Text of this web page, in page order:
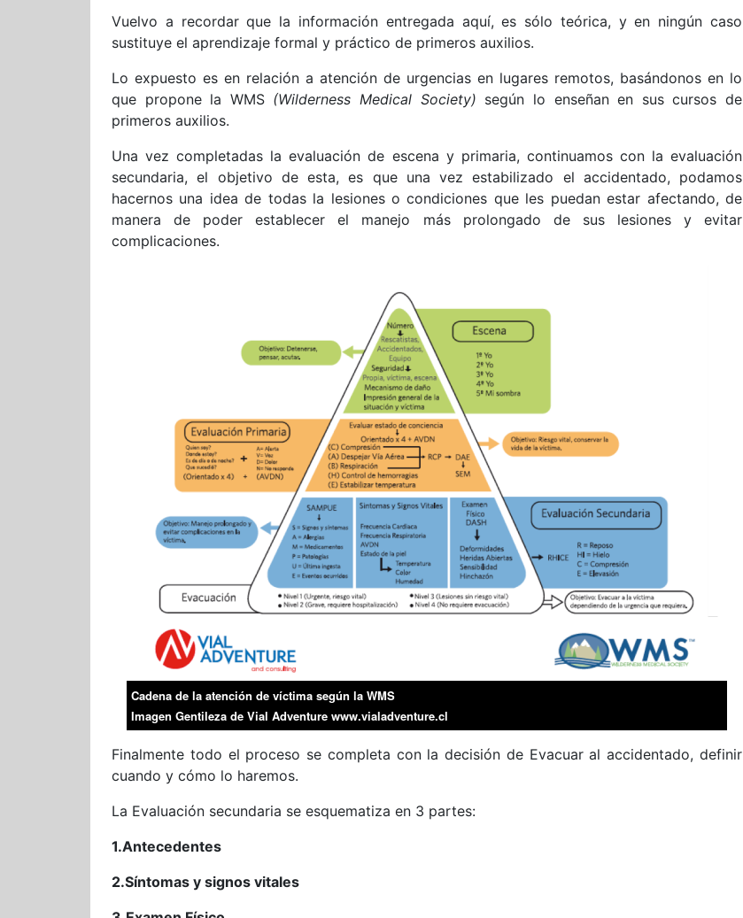
Vuelvo a recordar que la información entregada aquí, es sólo teórica, y en ningún caso
sustituye el aprendizaje formal y práctico de primeros auxilios.
Lo expuesto es en relación a atención de urgencias en lugares remotos, basándonos en lo
que propone la WMS (Wilderness Medical Society) según lo enseñan en sus cursos de
primeros auxilios.
Una vez completadas la evaluación de escena y primaria, continuamos con la evaluación
secundaria, el objetivo de esta, es que una vez estabilizado el accidentado, podamos
hacernos una idea de todas la lesiones o condiciones que les puedan estar afectando, de
manera de poder establecer el manejo más prolongado de sus lesiones y evitar
complicaciones.
Cadena de la atención de víctima según la WMS
Imagen Gentileza de Vial Adventure www.vialadventure.cl
Finalmente todo el proceso se completa con la decisión de Evacuar al accidentado, definir
cuando y cómo lo haremos.
La Evaluación secundaria se esquematiza en 3 partes:
1.Antecedentes
2.Síntomas y signos vitales